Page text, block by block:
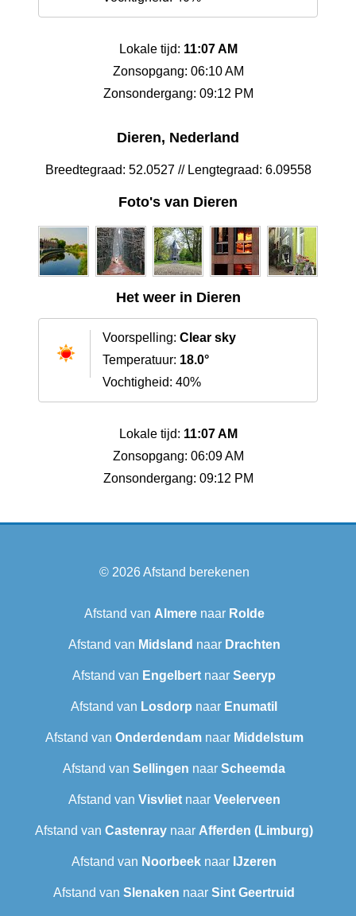
Lokale tijd: 11:07 AM
Zonsopgang: 06:10 AM
Zonsondergang: 09:12 PM
Dieren, Nederland
Breedtegraad: 52.0527 // Lengtegraad: 6.09558
Foto's van Dieren
Het weer in Dieren
Voorspelling: Clear sky
Temperatuur: 18.0°
Vochtigheid: 40%
Lokale tijd: 11:07 AM
Zonsopgang: 06:09 AM
Zonsondergang: 09:12 PM
© 2026Afstand berekenen
Afstand van Almerenaar Rolde
Afstand van Midsland naar Drachten
Afstand van Engelbert naar Seeryp
Afstand van Losdorp naar Enumatil
Afstand van Onderdendamnaar Middelstum
Afstand van Sellingen naar Scheemda
Afstand van Visvlietnaar Veelerveen
Afstand van Castenray naar Afferden (Limburg)
Afstand van Noorbeek naar IJzeren
Afstand van Slenaken naar Sint Geertruid